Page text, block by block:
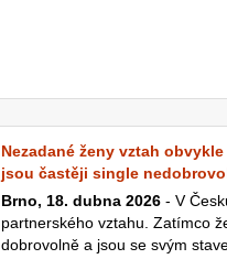
Nezadané ženy vztah
jsou častěji single
Brno, 18. dubna 2026 - V
partnerského vztahu. Zatímco
dobrovolně a jsou se svým